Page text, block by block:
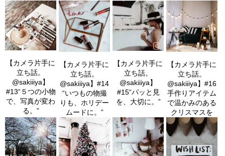
【カメラ片手に
立ち話。
@sakiiiya】
#13“５つの小物
で、写真が変わ
る。”
【カメラ片手に
立ち話。
@sakiiiya】#14
“いつもの物撮
りも、ホリデー
ムードに。”
【カメラ片手に
立ち話。
@sakiiiya】
#15“パッと見
を、大切に。”
【カメラ片手に
立ち話。
@sakiiiya】#16
手作りアイテム
で温かみのある
クリスマスを